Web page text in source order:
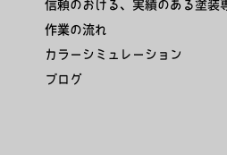
信頼のおける、実績のある塗装
作業の流れ
カラーシミュレーション
ブログ